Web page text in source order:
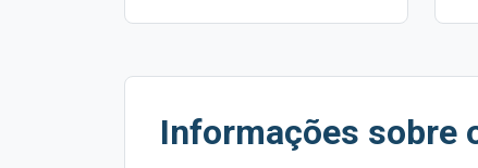
Informações sobre